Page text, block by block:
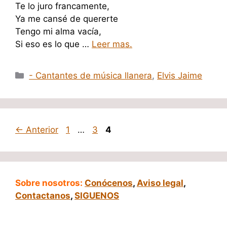
Te lo juro francamente,
Ya me cansé de quererte
Tengo mi alma vacía,
Si eso es lo que … Leer mas.
Categorías
- Cantantes de música llanera, Elvis Jaime
← Anterior Página
1 … Página
3 Página
4
Sobre nosotros: Conócenos, Aviso legal,
Contactanos, SIGUENOS